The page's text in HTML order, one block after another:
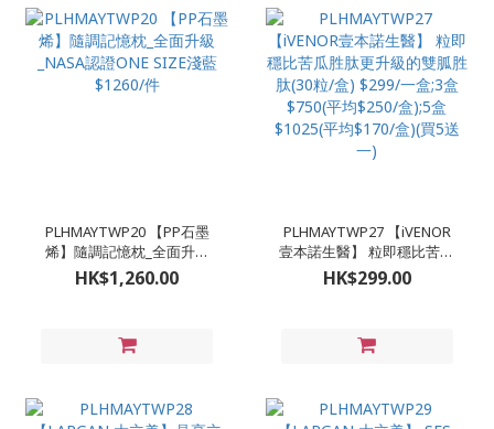
PLHMAYTWP20 【PP石墨
烯】隨調記憶枕_全面升級
_NASA認證ONE SIZE淺藍
$1260/件
HK$1,260.00
PLHMAYTWP27 【iVENOR
壹本諾生醫】 粒即穩比苦瓜
胜肽更升級的雙胍胜肽(30
粒/盒) $299/一盒;3盒
一)
HK$299.00